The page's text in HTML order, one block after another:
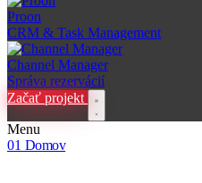
Proon
CRM & Task Management
Channel Manager
Správa rezervácií
Začať projekt
Menu
01 Domov